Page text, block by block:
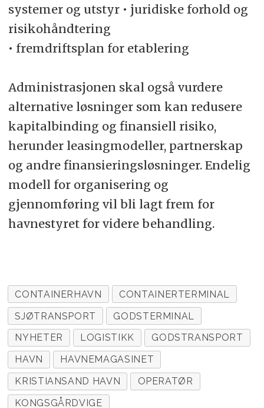
systemer og utstyr • juridiske forhold og
risikohåndtering
• fremdriftsplan for etablering
Administrasjonen skal også vurdere
alternative løsninger som kan redusere
kapitalbinding og finansiell risiko,
herunder leasingmodeller, partnerskap
og andre finansieringsløsninger. Endelig
modell for organisering og
gjennomføring vil bli lagt frem for
havnestyret for videre behandling.
CONTAINERHAVN
CONTAINERTERMINAL
SJØTRANSPORT
GODSTERMINAL
NYHETER
LOGISTIKK
GODSTRANSPORT
HAVN
HAVNEMAGASINET
KRISTIANSAND HAVN
OPERATØR
KONGSGÅRDVIGE